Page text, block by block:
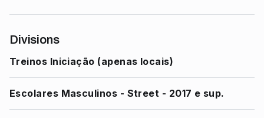
Divisions
Treinos Iniciação (apenas locais)
Escolares Masculinos - Street - 2017 e sup.